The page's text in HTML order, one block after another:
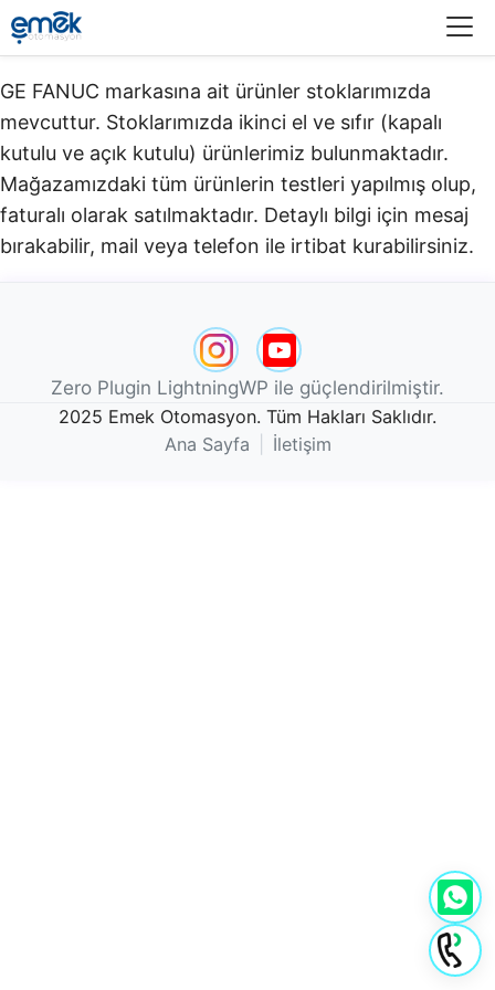
GE FANUC markasına ait ürünler stoklarımızda
mevcuttur. Stoklarımızda ikinci el ve sıfır (kapalı
kutulu ve açık kutulu) ürünlerimiz bulunmaktadır.​
Mağazamızdaki tüm ürünlerin testleri yapılmış olup,
faturalı olarak satılmaktadır. Detaylı bilgi için mesaj
bırakabilir, mail veya telefon ile irtibat kurabilirsiniz.
Zero Plugin LightningWP ile güçlendirilmiştir.
2025 Emek Otomasyon. Tüm Hakları Saklıdır.
Ana Sayfa
İletişim